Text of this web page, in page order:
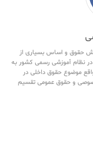
حقوق و اساس بسیاری از
نظام آموزشی رسمی کشور به
موضوع حقوق داخلی در
و حقوق‌ عمومی تقسیم